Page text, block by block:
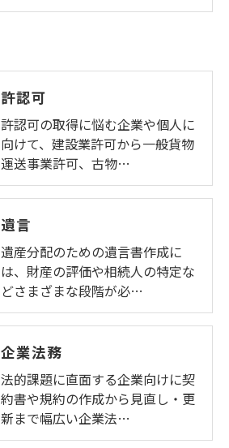
許認可
許認可の取得に悩む企業や個人に
向けて、建設業許可から一般貨物
運送事業許可、古物…
遺言
遺産分配のための遺言書作成に
は、財産の評価や相続人の特定な
どさまざまな段階が必…
企業法務
法的課題に直面する企業向けに契
約書や規約の作成から見直し・更
新まで幅広い企業法…